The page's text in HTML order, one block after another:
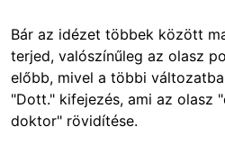
Bár az idézet többek között
terjed, valószínűleg az olasz
előbb, mivel a többi
"Dott." kifejezés, ami az olasz
doktor" rövidítése.